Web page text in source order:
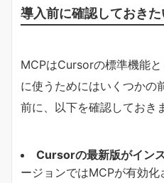
導入前に確認しておき
MCPはCursorの標準機能
に使うためにはいくつかの
前に、以下を確認しておき
Cursorの最新版がイン
ージョンではMCPが有効化